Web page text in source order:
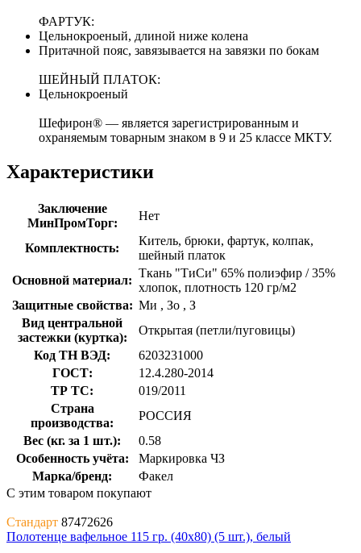
ФАРТУК:
Цельнокроеный, длиной ниже колена
Притачной пояс, завязывается на завязки по бокам
ШЕЙНЫЙ ПЛАТОК:
Цельнокроеный
Шефирон® — является зарегистрированным и
охраняемым товарным знаком в 9 и 25 классе МКТУ.
Характеристики
Заключение
МинПромТорг:
Нет
Комплектность:
Китель, брюки, фартук, колпак,
шейный платок
Основной материал:
Ткань "ТиСи" 65% полиэфир / 35%
хлопок, плотность 120 гр/м2
Защитные свойства: Ми , Зо , З
Вид центральной
застежки (куртка):
Открытая (петли/пуговицы)
Код ТН ВЭД:
6203231000
ГОСТ:
12.4.280-2014
ТР ТС:
019/2011
Страна
производства:
РОССИЯ
Вес (кг. за 1 шт.):
0.58
Особенность учёта:
Маркировка ЧЗ
Марка/бренд:
Факел
С этим товаром покупают
Стандарт 87472626
Полотенце вафельное 115 гр. (40х80) (5 шт.), белый